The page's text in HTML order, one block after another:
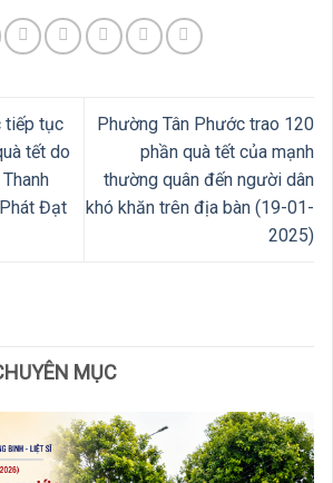
tiếp tục
tết do
Đạt
Phường Tân Phước trao 120
phần quà tết của mạnh
thường quân đến người dân
khó khăn trên địa bàn (19-01-
2025)
MỤC